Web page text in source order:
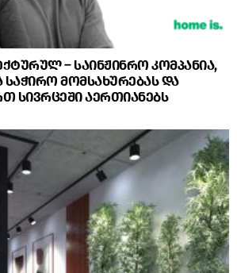
– საინჟინრო კომპანია,
მომსახურებას და
სივრცეში აერთიანებს